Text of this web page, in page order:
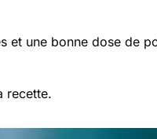
et une bonne dose de
recette.